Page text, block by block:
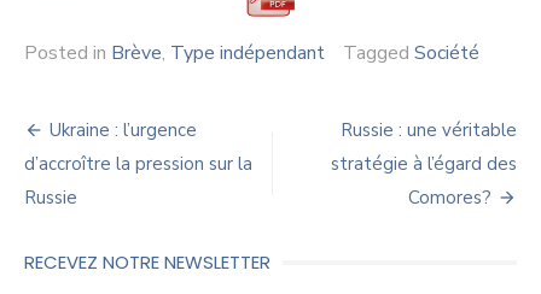
Posted in Brève, Type indépendant Tagged Société
Navigation
de
l’article
Ukraine : l’urgence
d’accroître la pression sur la
Russie
Russie : une véritable
stratégie à l’égard des
Comores?
RECEVEZ NOTRE NEWSLETTER